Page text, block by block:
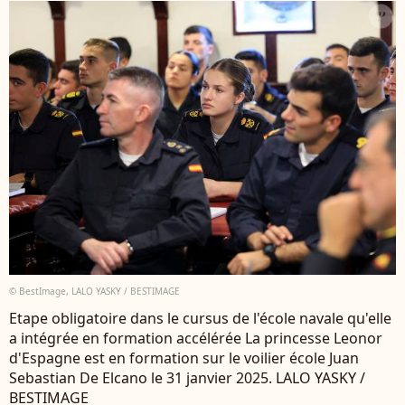
© BestImage, LALO YASKY / BESTIMAGE
Etape obligatoire dans le cursus de l'école navale qu'elle
a intégrée en formation accélérée La princesse Leonor
d'Espagne est en formation sur le voilier école Juan
Sebastian De Elcano le 31 janvier 2025. LALO YASKY /
BESTIMAGE